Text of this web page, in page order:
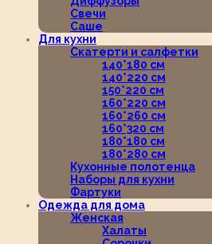
Свечи
Саше
Для кухни
Скатерти и салфетки
140*180 см
140*220 см
150*220 см
160*220 см
160*260 см
160*320 см
180*180 см
180*280 см
Кухонные полотенца
Наборы для кухни
Фартуки
Одежда для дома
Женская
Халаты